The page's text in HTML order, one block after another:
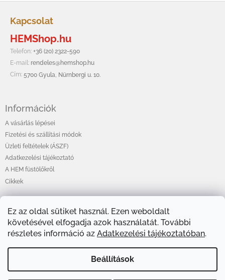
Ez az oldal sütiket használ. Ezen weboldalt
követésével elfogadja azok használatát. További
részletes információ az Adatkezelési tájékoztatóban.
Beállítások
Kapcsolat
HEMShop.hu
Telefon: +36 (20) 2322-590
E-mail: rendeles@hemshop.hu
Cím: 5700 Gyula, Nürnbergi u. 10.
Információk
A vásárlás lépései
Fizetési és szállítási módok
Üzleti feltételek (ÁSZF)
Adatkezelési tájékoztató
A HEM füstölőkről
Cikkek
Online fizetési lehetőséget biztosítunk